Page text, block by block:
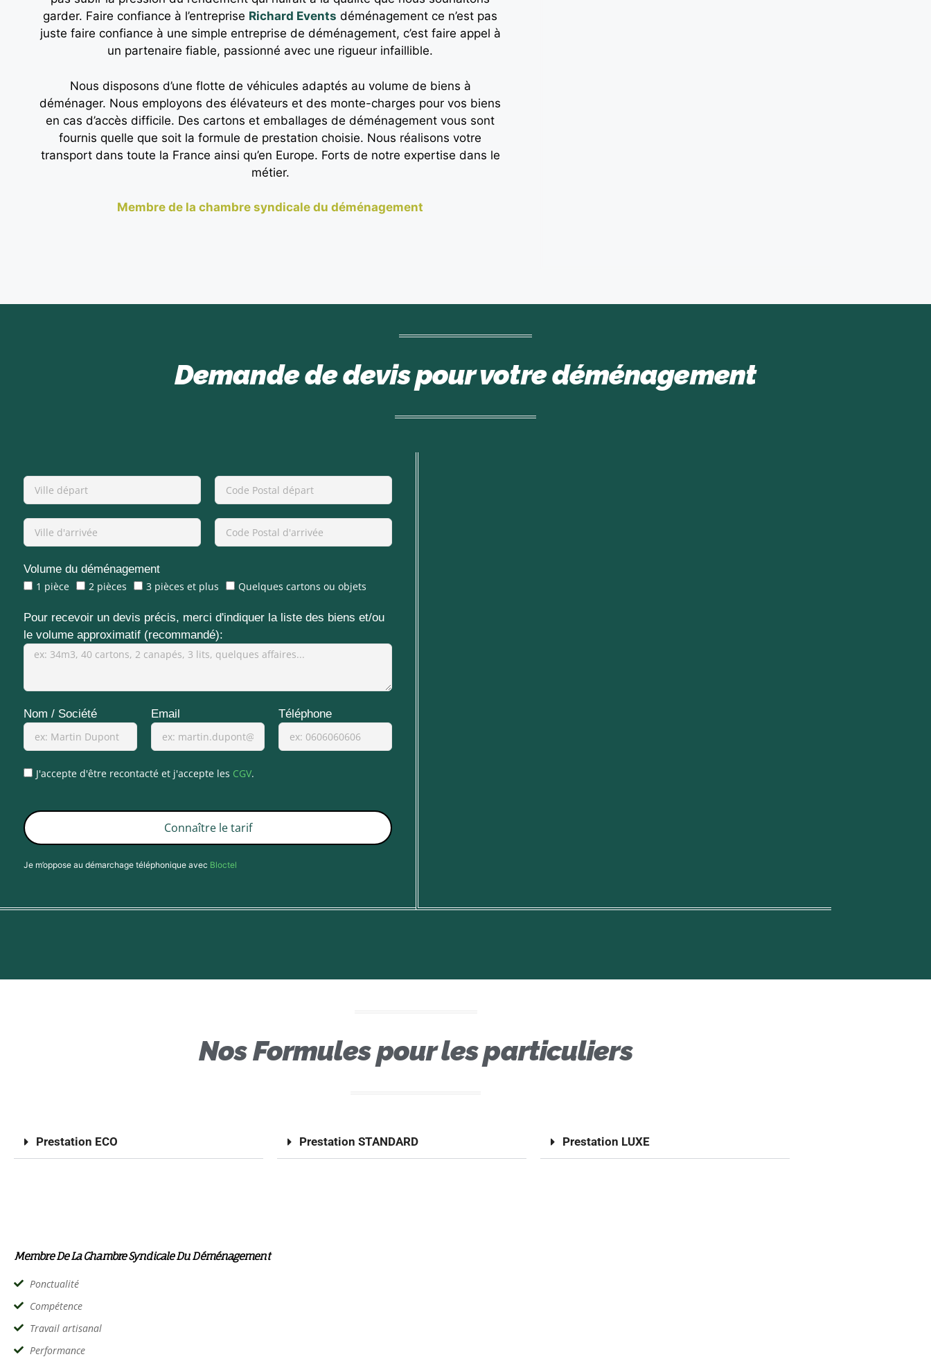
garder. Faire confiance à l’entreprise Richard Events déménagement ce n’est pas
juste faire confiance à une simple entreprise de déménagement, c’est faire appel à
un partenaire fiable, passionné avec une rigueur infaillible.
Nous disposons d’une flotte de véhicules adaptés au volume de biens à
déménager. Nous employons des élévateurs et des monte-charges pour vos biens
en cas d’accès difficile. Des cartons et emballages de déménagement vous sont
fournis quelle que soit la formule de prestation choisie. Nous réalisons votre
transport dans toute la France ainsi qu’en Europe. Forts de notre expertise dans le
métier.
Membre de la chambre syndicale du déménagement
Demande de devis pour votre déménagement
Volume du déménagement
1 pièce
2 pièces 3 pièces et plus Quelques cartons ou objets
Pour recevoir un devis précis, merci d'indiquer la liste des biens et/ou
le volume approximatif (recommandé):
Nom / Société Email Téléphone
J'accepte d'être recontacté et j'accepte les CGV.
Connaître le tarif
Je m’oppose au démarchage téléphonique avec Bloctel
Nos Formules pour les particuliers
Prestation ECO​ Prestation STANDARD Prestation LUXE
Membre De La Chambre Syndicale Du Déménagement
Ponctualité
Compétence
Travail artisanal
Performance